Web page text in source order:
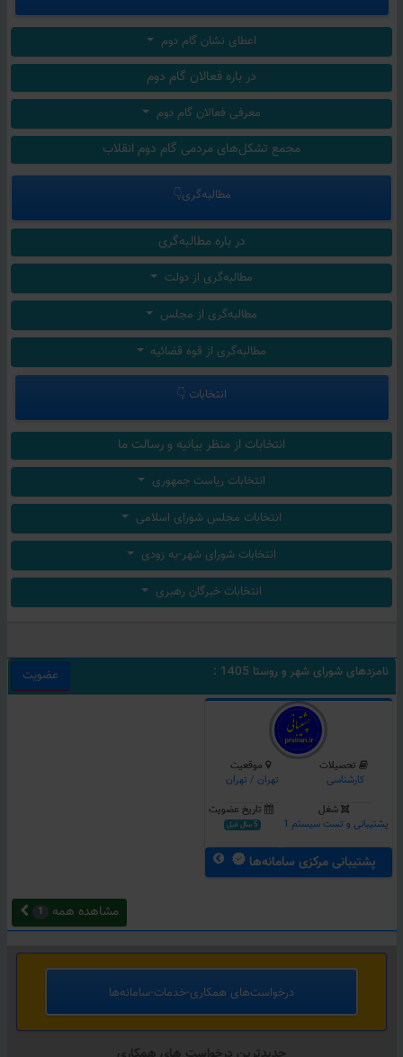
اعطای نشان گام دوم
در باره فعالان گام دوم
معرفی فعالان گام دوم
مجمع تشکل‌های مردمی گام دوم انقلاب
مطالبه‌گری👇
در باره مطالبه‌گری
مطالبه‌گری از دولت
مطالبه‌گری از مجلس
مطالبه‌گری از قوه قضائیه
انتخابات 👇
انتخابات از منظر بیانیه و رسالت ما
انتخابات ریاست جمهوری
انتخابات مجلس شورای اسلامی
انتخابات شورای شهر-به زودی
انتخابات خبرگان رهبری
نامزدهای شورای شهر و روستا 1405 : عضویت
تحصیلات
کارشناسی
موقعیت
تهران / تهران
شغل
پشتیبانی و تست سیستم 1
تاریخ عضویت
5 سال قبل
پشتیبانی مرکزی سامانه‌ها
مشاهده همه 1
درخواست‌های همکاری‌-خدمات-سامانه‌ها